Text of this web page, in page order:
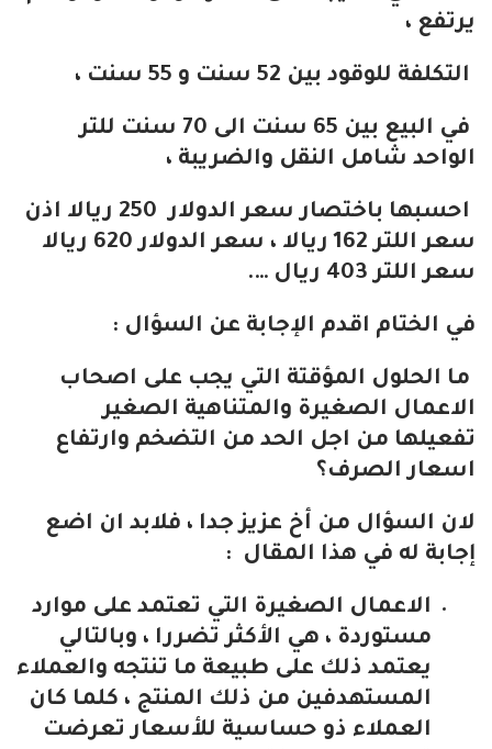
يرتفع ،
التكلفة للوقود بين 52 سنت و 55 سنت ،
في البيع بين 65 سنت الى 70 سنت للتر
الواحد شامل النقل والضريبة ،
احسبها باختصار سعر الدولار 250 ريالا اذن
سعر اللتر 162 ريالا ، سعر الدولار 620 ريالا
سعر اللتر 403 ريال ….
في الختام اقدم الإجابة عن السؤال :
ما الحلول المؤقتة التي يجب على اصحاب
الاعمال الصغيرة والمتناهية الصغير
تفعيلها من اجل الحد من التضخم وارتفاع
اسعار الصرف؟
لان السؤال من أخ عزيز جدا ، فلابد ان اضع
إجابة له في هذا المقال :
الاعمال الصغيرة التي تعتمد على موارد
مستوردة ، هي الأكثر تضررا ، وبالتالي
يعتمد ذلك على طبيعة ما تنتجه والعملاء
المستهدفين من ذلك المنتج ، كلما كان
العملاء ذو حساسية للأسعار تعرضت